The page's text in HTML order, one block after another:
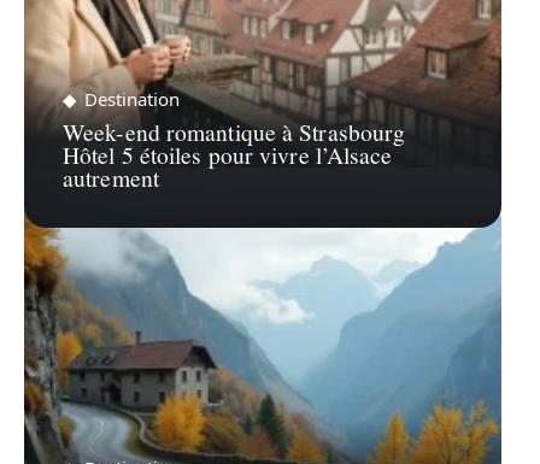
Destination
Week-end romantique à Strasbourg
Hôtel 5 étoiles pour vivre l’Alsace
autrement